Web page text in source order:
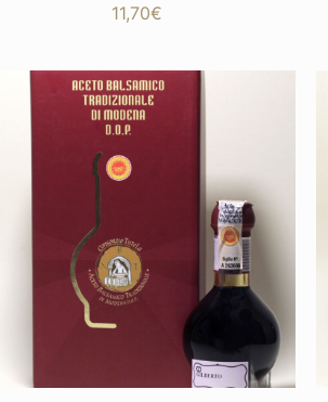
11,70€